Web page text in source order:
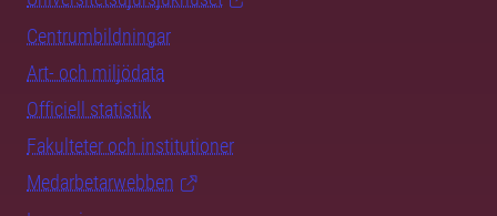
Centrumbildningar
Art- och miljödata
Officiell statistik
Fakulteter och institutioner
Medarbetarwebben